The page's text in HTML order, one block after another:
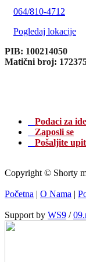
064/810-4712
Pogledaj lokacije
PIB: 100214050
Matični broj:
Podaci za
Zaposli se
Pošaljite upit
Copyright © Shorty
Početna | O Nama |
Support by WS9 /